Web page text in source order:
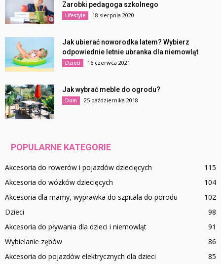
Zarobki pedagoga szkolnego
Lifestyle 18 sierpnia 2020
Jak ubierać noworodka latem? Wybierz
odpowiednie letnie ubranka dla niemowląt
Dzieci 16 czerwca 2021
Jak wybrać meble do ogrodu?
Dom 25 października 2018
POPULARNE KATEGORIE
Akcesoria do rowerów i pojazdów dziecięcych
115
Akcesoria do wózków dziecięcych
104
Akcesoria dla mamy, wyprawka do szpitala do porodu
102
Dzieci
98
Akcesoria do pływania dla dzieci i niemowląt
91
Wybielanie zębów
86
Akcesoria do pojazdów elektrycznych dla dzieci
85